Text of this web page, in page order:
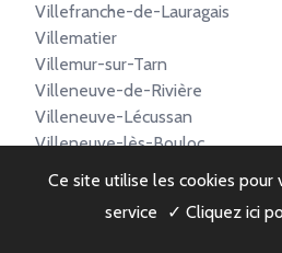
Villefranche-de-Lauragais
Villematier
Villemur-sur-Tarn
Villeneuve-de-Rivière
Villeneuve-Lécussan
Villeneuve-lès-Bouloc
Villeneuve-Tolosane
Ce site utilise les cookies
service
✓ Cliquez ici